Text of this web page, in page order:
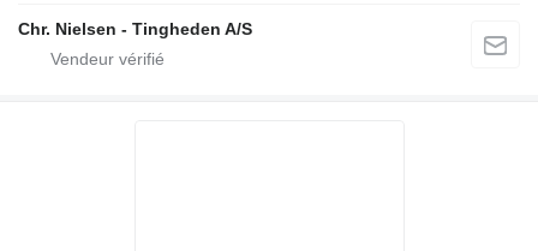
Chr. Nielsen - Tingheden A/S